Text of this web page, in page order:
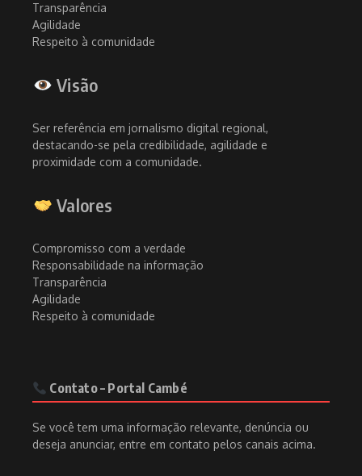
Transparência
Agilidade
Respeito à comunidade
Visão
Ser referência em jornalismo digital regional,
destacando-se pela credibilidade, agilidade e
proximidade com a comunidade.
Valores
Compromisso com a verdade
Responsabilidade na informação
Transparência
Agilidade
Respeito à comunidade
Contato – Portal Cambé
Se você tem uma informação relevante, denúncia ou
deseja anunciar, entre em contato pelos canais acima.